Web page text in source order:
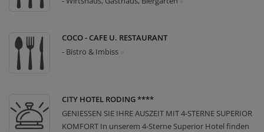
COCO - CAFE U. RESTAURANT
- Bistro & Imbiss »
CITY HOTEL RODING ****
GENIESSEN SIE IHRE AUSZEIT MIT 4-STERNE SUPERIOR
KOMFORT In unserem 4-Sterne Superior Hotel finden